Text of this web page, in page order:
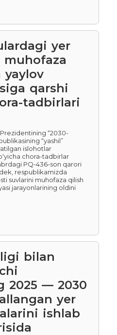
yer
yaylov
qarshi
tadbirlari
“2030-
“yashil”
islohotlar
chora-tadbirlar
PQ-436-son qarori
respublikamizda
suvlarini muhofaza qilish
jarayonlarining oldini
bilan
2025 — 2030
yer
ishlab